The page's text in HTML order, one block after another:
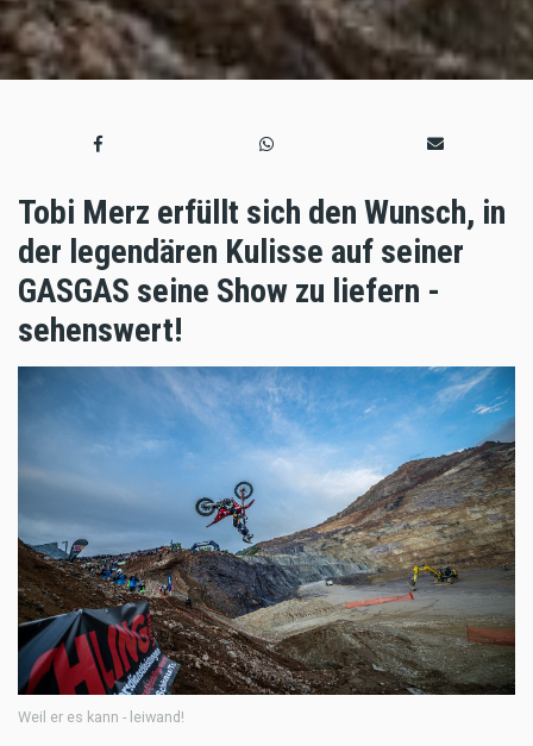
Tobi Merz erfüllt sich den Wunsch, in
der legendären Kulisse auf seiner
GASGAS seine Show zu liefern -
sehenswert!
Weil er es kann - leiwand!